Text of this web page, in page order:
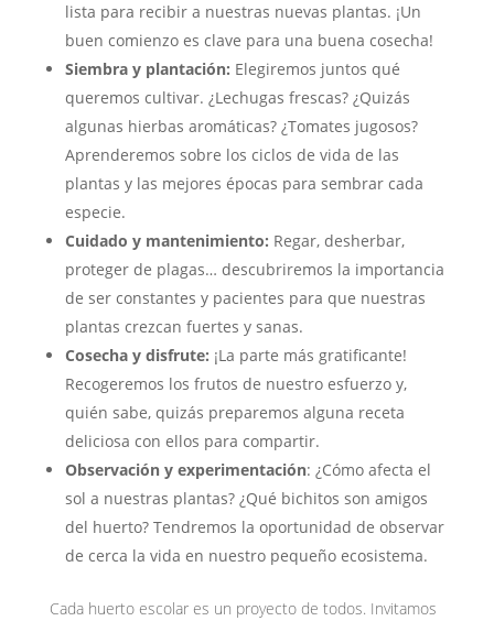
lista para recibir a nuestras nuevas plantas. ¡Un
buen comienzo es clave para una buena cosecha!
Siembra y plantación: Elegiremos juntos qué
queremos cultivar. ¿Lechugas frescas? ¿Quizás
algunas hierbas aromáticas? ¿Tomates jugosos?
Aprenderemos sobre los ciclos de vida de las
plantas y las mejores épocas para sembrar cada
especie.
Cuidado y mantenimiento: Regar, desherbar,
proteger de plagas… descubriremos la importancia
de ser constantes y pacientes para que nuestras
plantas crezcan fuertes y sanas.
Cosecha y disfrute: ¡La parte más gratificante!
Recogeremos los frutos de nuestro esfuerzo y,
quién sabe, quizás preparemos alguna receta
deliciosa con ellos para compartir.
Observación y experimentación: ¿Cómo afecta el
sol a nuestras plantas? ¿Qué bichitos son amigos
del huerto? Tendremos la oportunidad de observar
de cerca la vida en nuestro pequeño ecosistema.
Cada huerto escolar es un proyecto de todos. Invitamos